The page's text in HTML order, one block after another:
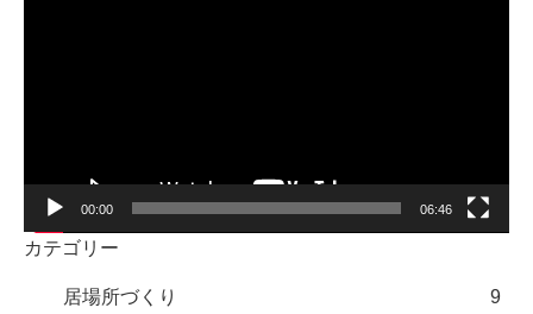
00:00 06:46
カテゴリー
居場所づくり 9